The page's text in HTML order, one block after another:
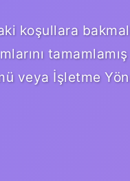
koşullara
veya İşletme